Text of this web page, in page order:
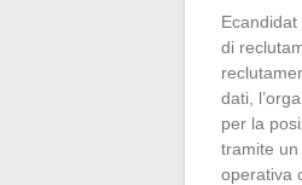
di
dati,
per la
tramite un
operativa